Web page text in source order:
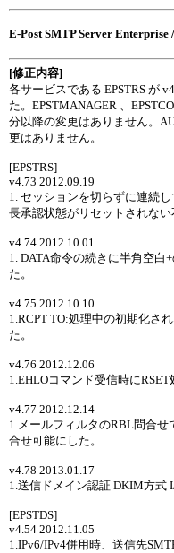
E-Post SMTP Server
[修正内容]
各サービスである EPSTRS が
た。EPSTMANAGER 、
分以降の変更はありません。
更はありません。
[EPSTRS]
v4.73 2012.09.19
1. セッションを切らずに連続
長承認状態がリセットされない
v4.74 2012.10.01
1. DATA命令の続きに半角空白+
た。
v4.75 2012.10.10
1.RCPT TO:処理中の初期化さ
た。
v4.76 2012.12.06
1.EHLOコマンド受信時にRSET
v4.77 2012.12.14
1.メールフィルタのRBL問合せ
合せ可能にした。
v4.78 2013.01.17
1.送信ドメイン認証 DKIM方式
[EPSTDS]
v4.54 2012.11.05
1.IPv6/IPv4併用時、送信先